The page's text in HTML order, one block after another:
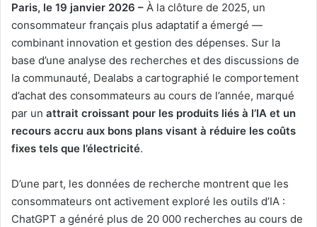
Paris, le 19 janvier 2026 – À la clôture de 2025, un
consommateur français plus adaptatif a émergé —
combinant innovation et gestion des dépenses. Sur la
base d’une analyse des recherches et des discussions de
la communauté, Dealabs a cartographié le comportement
d’achat des consommateurs au cours de l’année, marqué
par un attrait croissant pour les produits liés à l’IA et un
recours accru aux bons plans visant à réduire les coûts
fixes tels que l’électricité.
D’une part, les données de recherche montrent que les
consommateurs ont activement exploré les outils d’IA :
ChatGPT a généré plus de 20 000 recherches au cours de